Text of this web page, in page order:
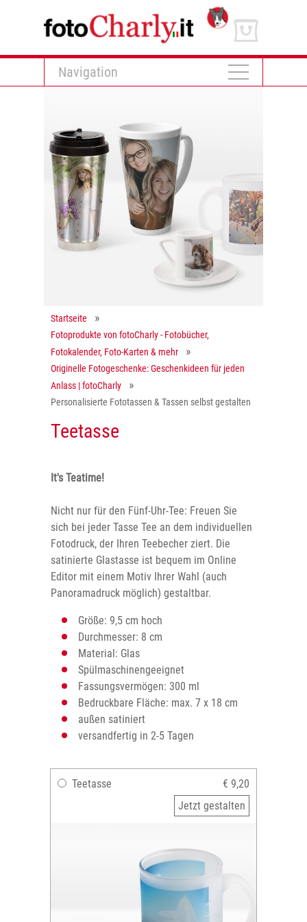
Navigation
Startseite
Fotoprodukte von fotoCharly - Fotobücher,
Fotokalender, Foto-Karten & mehr
Originelle Fotogeschenke: Geschenkideen für jeden
Anlass | fotoCharly
Personalisierte Fototassen & Tassen selbst gestalten
Teetasse
It's Teatime!
Nicht nur für den Fünf-Uhr-Tee: Freuen Sie
sich bei jeder Tasse Tee an dem individuellen
Fotodruck, der Ihren Teebecher ziert. Die
satinierte Glastasse ist bequem im Online
Editor mit einem Motiv Ihrer Wahl (auch
Panoramadruck möglich) gestaltbar.
Größe: 9,5 cm hoch
Durchmesser: 8 cm
Material: Glas
Spülmaschinengeeignet
Fassungsvermögen: 300 ml
Bedruckbare Fläche: max. 7 x 18 cm
außen satiniert
versandfertig in 2-5 Tagen
Teetasse
€ 9,20
Jetzt gestalten